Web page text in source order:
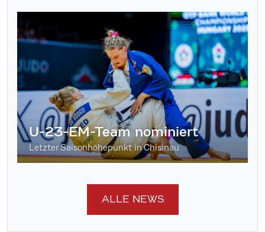
U-23-EM-Team nominiert
Letzter Saisonhöhepunkt in Chisinau
ALLE NEWS